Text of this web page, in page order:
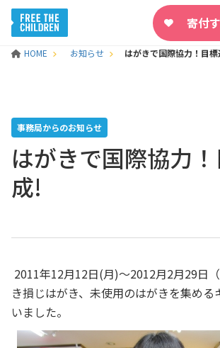
寄付
HOME お知らせ はがきで国際協力！目標
事務局からのお知らせ
はがきで国際協力
成!
2011年12月12日(月)～2012月2月29日
き損じはがき、未使用のはがきを集める
いました。